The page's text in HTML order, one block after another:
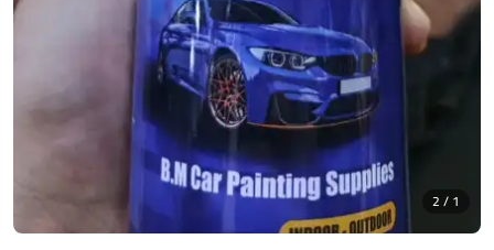
1 / 2